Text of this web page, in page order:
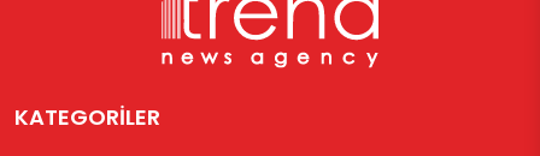
KATEGORİLER